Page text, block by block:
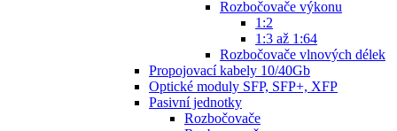
Rozbočovače výkonu
1:2
1:3 až 1:64
Rozbočovače vlnových délek
Propojovací kabely 10/40Gb
Optické moduly SFP, SFP+, XFP
Pasivní jednotky
Rozbočovače